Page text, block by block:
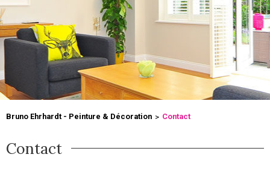
Bruno Ehrhardt - Peinture & Décoration Contact
Contact